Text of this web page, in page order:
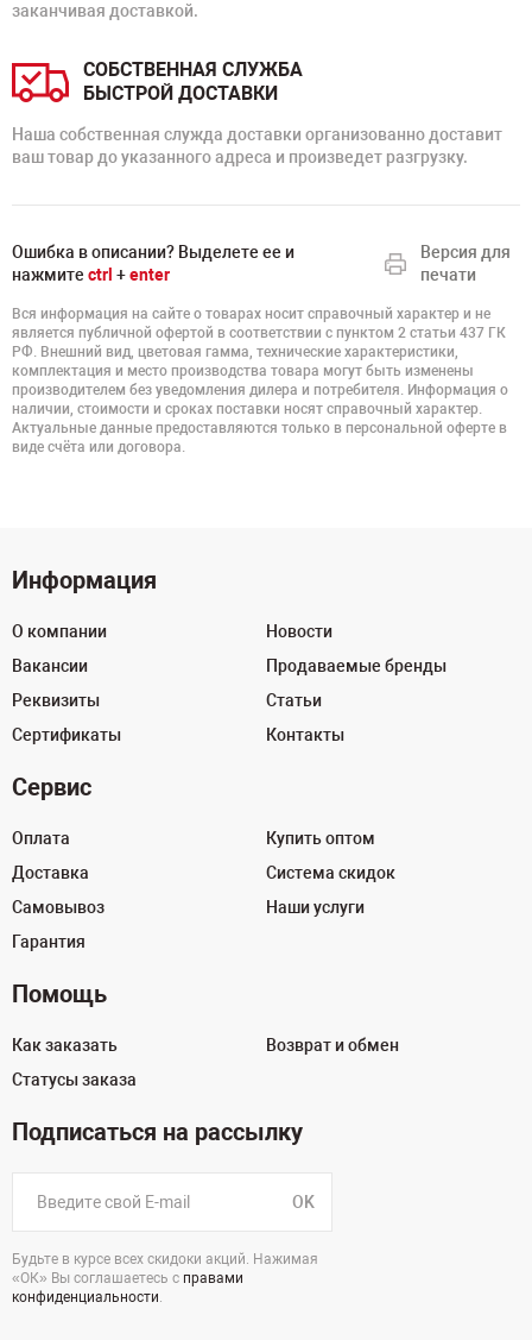
заканчивая доставкой.
СОБСТВЕННАЯ СЛУЖБА
БЫСТРОЙ ДОСТАВКИ
Наша собственная служда доставки организованно доставит
ваш товар до указанного адреса и произведет разгрузку.
Ошибка в описании? Выделете ее и
нажмите ctrl +enter
Версия для
печати
Вся информация на сайте о товарах носит справочный характер и не
является публичной офертой в соответствии с пунктом 2 статьи 437 ГК
РФ. Внешний вид, цветовая гамма, технические характеристики,
комплектация и место производства товара могут быть изменены
производителем без уведомления дилера и потребителя. Информация о
наличии, стоимости и сроках поставки носят справочный характер.
Актуальные данные предоставляются только в персональной оферте в
виде счёта или договора.
Информация
О компании
Вакансии
Реквизиты
Сертификаты
Новости
Продаваемые бренды
Статьи
Контакты
Сервис
Оплата
Доставка
Самовывоз
Гарантия
Купить оптом
Система скидок
Наши услуги
Помощь
Как заказать
Статусы заказа
Возврат и обмен
Подписаться на рассылку
OK
Будьте в курсе всех скидоки акций. Нажимая
«ОК» Вы соглашаетесь с правами
конфиденциальности.